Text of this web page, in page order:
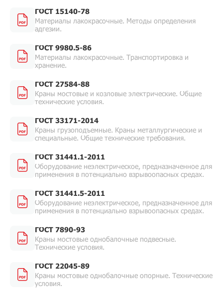
контроля.
ГОСТ 15140-78
Материалы лакокрасочные. Методы определения
адгезии.
ГОСТ 9980.5-86
Материалы лакокрасочные. Транспортировка и
хранение.
ГОСТ 27584-88
Краны мостовые и козловые электрические. Общие
технические условия.
ГОСТ 33171-2014
Краны грузоподъемные. Краны металлургические и
специальные. Общие технические требования.
ГОСТ 31441.1-2011
Оборудование неэлектрическое, предназначенное для
применения в потенциально взрывоопасных средах.
ГОСТ 31441.5-2011
Оборудование неэлектрическое, предназначенное для
применения в потенциально взрывоопасных средах.
ГОСТ 7890-93
Краны мостовые однобалочные подвесные.
Технические условия.
ГОСТ 22045-89
Краны мостовые однобалочные опорные. Технические
условия.